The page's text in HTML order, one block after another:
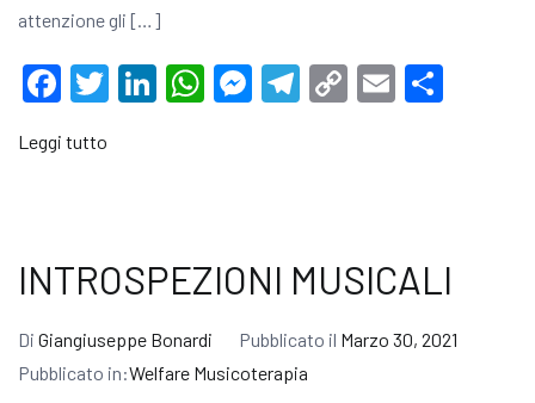
attenzione gli […]
Facebook
Twitter
LinkedIn
WhatsApp
Messenger
Telegram
CopyEmail
Leggi tutto
INTROSPEZIONI MUSICALI
Di Giangiuseppe Bonardi Pubblicato il Marzo 30, 2021
Pubblicato in:Welfare Musicoterapia